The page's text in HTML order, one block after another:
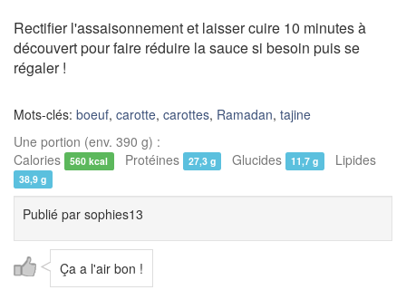
Rectifier l'assaisonnement et laisser cuire 10 minutes à
découvert pour faire réduire la sauce si besoin puis se
régaler !
Mots-clés: boeuf, carotte, carottes, Ramadan, tajine
Une portion (env. 390 g) :
Calories
560 kcal Protéines 27,3 g Glucides 11,7 g Lipides
38,9 g
Publié par sophies13
Ça a l'air bon !